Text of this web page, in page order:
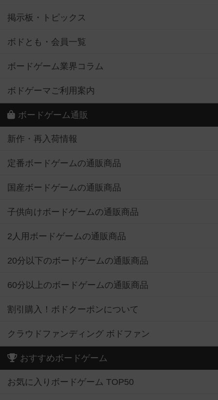
掲示板・トピックス
ボドとも・会員一覧
ボードゲーム業界コラム
ボドゲーマご利用案内
ボードゲーム通販
新作・再入荷情報
定番ボードゲームの通販商品
国産ボードゲームの通販商品
子供向けボードゲームの通販商品
2人用ボードゲームの通販商品
20分以下のボードゲームの通販商品
60分以上のボードゲームの通販商品
割引購入！ボドクーポンについて
クラウドファンディング ボドファン
おすすめボードゲーム
お気に入りボードゲーム TOP50